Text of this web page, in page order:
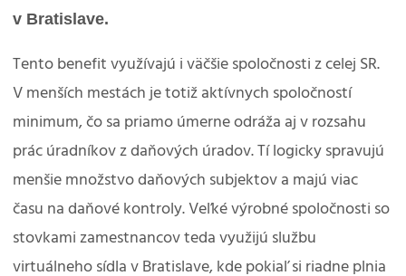
v Bratislave.
Tento benefit využívajú i väčšie spoločnosti z celej SR.
V menších mestách je totiž aktívnych spoločností
minimum, čo sa priamo úmerne odráža aj v rozsahu
prác úradníkov z daňových úradov. Tí logicky spravujú
menšie množstvo daňových subjektov a majú viac
času na daňové kontroly. Veľké výrobné spoločnosti so
stovkami zamestnancov teda využijú službu
virtuálneho sídla v Bratislave, kde pokiaľ si riadne plnia